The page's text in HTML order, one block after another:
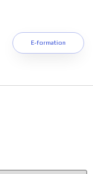
E-formation